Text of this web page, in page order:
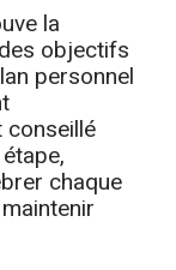
la
objectifs
personnel
conseillé
chaque